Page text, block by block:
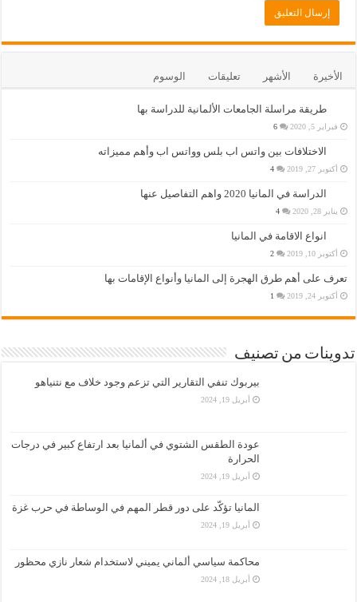
الأخيرة الأشهر تعليقات الوسوم
طريقة مراسلة الجامعات الألمانية للدراسة بها
فبراير 5, 2020 6
الاختلافات بين واتس اب بلس وواتس اب وأهم مميزاته
أكتوبر 27, 2019 4
الدراسة في المانيا 2020 واهم التفاصيل عنها
يناير 28, 2020 4
انواع الاقامة في المانيا
أكتوبر 10, 2019 2
تعرف على أهم طرق الهجرة إلى المانيا وأنواع الإقامات بها
أكتوبر 24, 2019 1
تدوينات من تصنيف
بيربوك تنفي التقارير التي تزعم وجود خلاف مع نتنياهو
أبريل 19, 2024
عودة الطقس الشتوي في ألمانيا بعد ارتفاع كبير في درجات
الحرارة
أبريل 19, 2024
المانيا تؤكّد على دور قطر المهم في الوساطة في حرب غزة
أبريل 19, 2024
محاكمة سياسي ألماني يميني لاستخدام شعار نازي محظور
أبريل 18, 2024